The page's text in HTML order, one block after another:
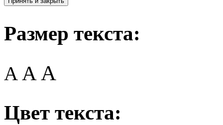
Размер текста:
A AA
Цвет текста: